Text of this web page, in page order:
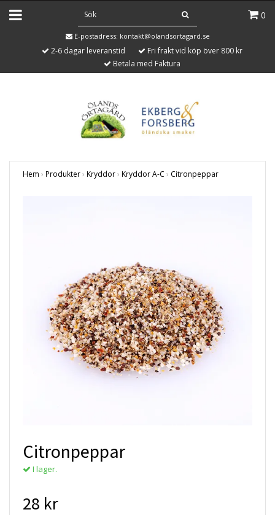
0
E-postadress: kontakt@olandsortagard.se
2-6 dagar leveranstid
Fri frakt vid köp över 800 kr
Betala med Faktura
Hem › Produkter› Kryddor› Kryddor A-C › Citronpeppar
Citronpeppar
I lager.
28 kr